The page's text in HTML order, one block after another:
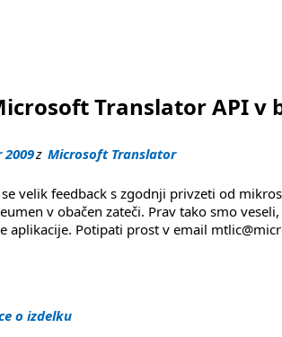
Translator API v
2009z Microsoft Translator
velik feedback s zgodnji privzeti od
v obačen zateči. Prav tako smo
aplikacije. Potipati prost v email
prevajalec neumen v zateči"
o izdelku